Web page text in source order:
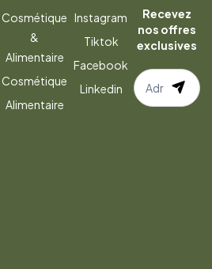
Cosmétique
&
Alimentaire
Cosmétique
Alimentaire
Instagram
Tiktok
Facebook
Linkedin
Recevez
nos offres
exclusives
S’abonner
à